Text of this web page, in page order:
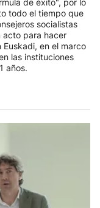
de éxito", por lo
todo el tiempo que
socialistas
acto para hacer
en el marco
las instituciones
años.